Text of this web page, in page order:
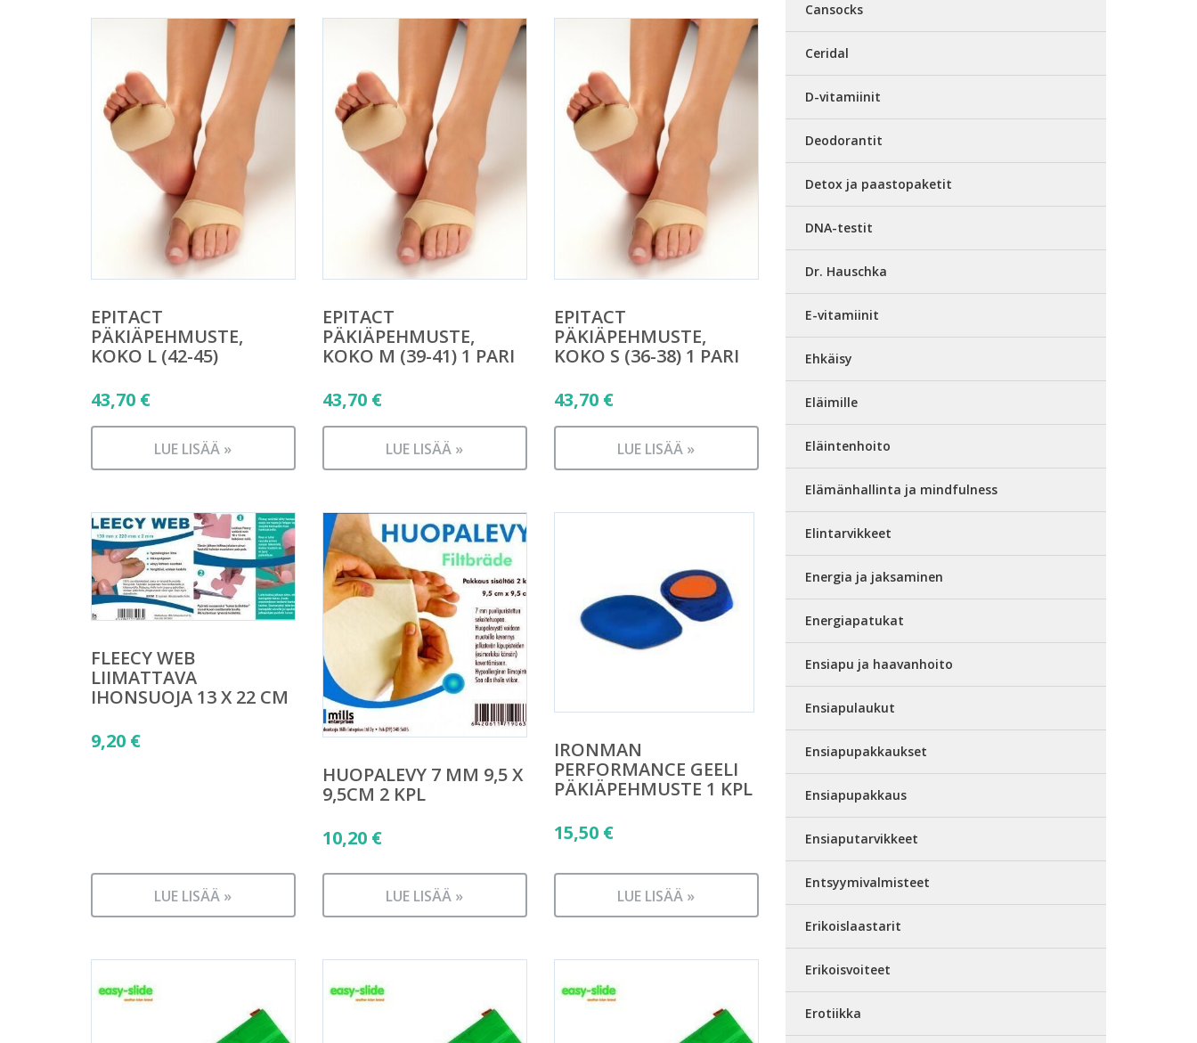
EPITACT
PÄKIÄPEHMUSTE,
KOKO L (42-45)
43,70 €
LUE LISÄÄ »
EPITACT
PÄKIÄPEHMUSTE,
KOKO M (39-41) 1 PARI
43,70 €
LUE LISÄÄ »
EPITACT
PÄKIÄPEHMUSTE,
KOKO S (36-38) 1 PARI
43,70 €
LUE LISÄÄ »
FLEECY WEB
LIIMATTAVA
IHONSUOJA 13 X 22 CM
9,20 €
LUE LISÄÄ »
HUOPALEVY 7 MM 9,5 X
9,5CM 2 KPL
10,20 €
LUE LISÄÄ »
IRONMAN
PERFORMANCE GEELI
PÄKIÄPEHMUSTE 1 KPL
15,50 €
LUE LISÄÄ »
Cansocks
Ceridal
D-vitamiinit
Deodorantit
Detox ja paastopaketit
DNA-testit
Dr. Hauschka
E-vitamiinit
Ehkäisy
Eläimille
Eläintenhoito
Elämänhallinta ja mindfulness
Elintarvikkeet
Energia ja jaksaminen
Energiapatukat
Ensiapu ja haavanhoito
Ensiapulaukut
Ensiapupakkaukset
Ensiapupakkaus
Ensiaputarvikkeet
Entsyymivalmisteet
Erikoislaastarit
Erikoisvoiteet
Erotiikka